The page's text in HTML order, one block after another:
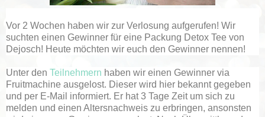
Vor 2 Wochen haben wir zur Verlosung aufgerufen! Wir
suchten einen Gewinner für eine Packung Detox Tee von
Dejosch! Heute möchten wir euch den Gewinner nennen!
Unter den Teilnehmern haben wir einen Gewinner via
Fruitmachine ausgelost. Dieser wird hier bekannt gegeben
und per E-Mail informiert. Er hat 3 Tage Zeit um sich zu
melden und einen Altersnachweis zu erbringen, ansonsten